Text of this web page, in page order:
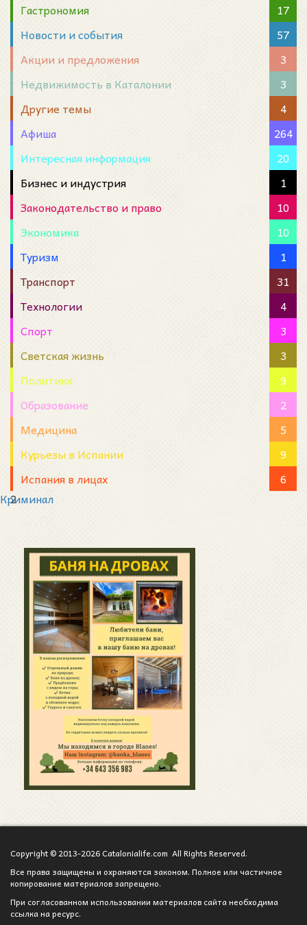
Гастрономия
17
Новости и события
57
Акции и предложения
3
Недвижимость в Каталонии
3
Другие темы
4
Афиша
264
Интересная информация
20
Бизнес и индустрия
1
Законодательство и право
10
Экономика
10
Туризм
1
Транспорт
31
Технологии
4
Спорт
3
Светская жизнь
3
Политика
9
Образование
2
Медицина
5
Курьезы в Испании
9
Испания в лицах
6
Криминал
2
Copyright © 2013-2026 Catalonialife.com All Rights Reserved.
Все права защищены и охраняются законом. Полное или частичное
копирование материалов запрещено.
При согласованном использовании материалов сайта необходима
ссылка на ресурс.